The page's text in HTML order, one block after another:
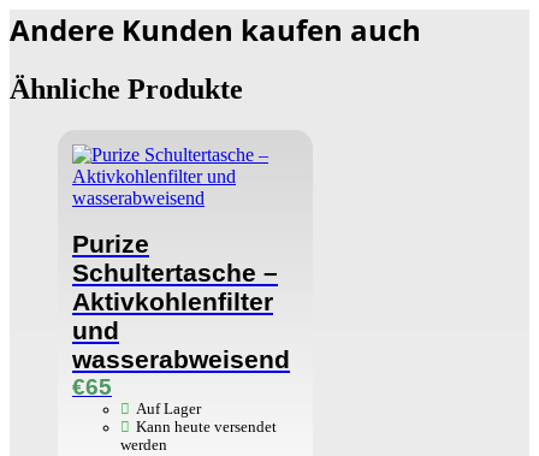
Andere Kunden kaufen auch
Ähnliche Produkte
Purize
Schultertasche –
Aktivkohlenfilter
und
wasserabweisend
€65
Auf Lager
Kann heute versendet
werden